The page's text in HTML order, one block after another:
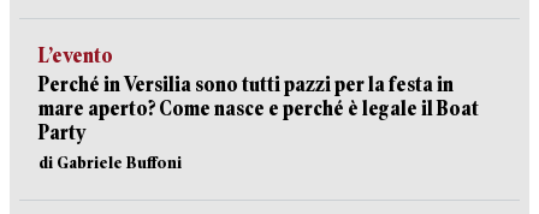
L’evento
Perché in Versilia sono tutti pazzi per la festa in
mare aperto? Come nasce e perché è legale il Boat
Party
di Gabriele Buffoni